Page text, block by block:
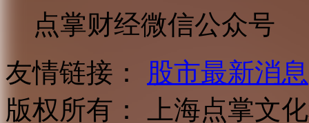
点掌财经微信公众号
友情链接：
股市最新消息
版权所有：
上海点掌文